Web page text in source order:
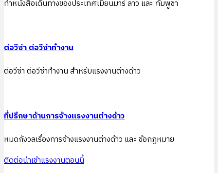
ทำหนังสือเดินทางของประเทศเมียนมาร์ ลาว และ กัมพูชา
ต่อวีซ่า ต่อวีซ่าทำงาน
ต่อวีซ่า ต่อวีซ่าทำงาน สำหรับแรงงานต่างด้าว
ที่ปรึกษาด้านการจ้างแรงงานต่างด้าว
หมดกังวลเรื่องการจ้างแรงงานต่างด้าว และ ข้อกฎหมาย
ติดต่อนำเข้าแรงงานตอนนี้